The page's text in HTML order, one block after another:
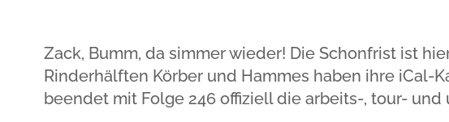
Zack, Bumm, da simmer wieder! Die Schonfrist ist
Rinderhälften Körber und Hammes haben ihre iCal-
beendet mit Folge 246 offiziell die arbeits-, tour-